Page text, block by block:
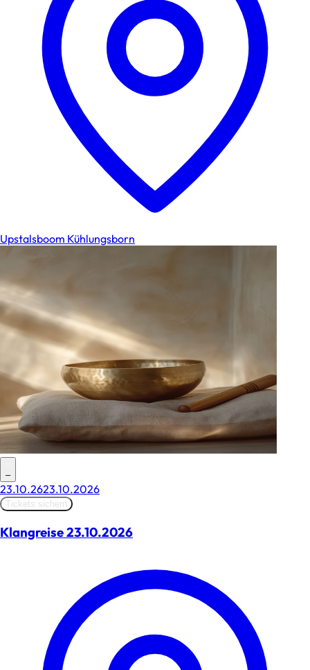
Upstalsboom Kühlungsborn
–
23.10.2623.10.2026
Tickets sichern
Klangreise 23.10.2026